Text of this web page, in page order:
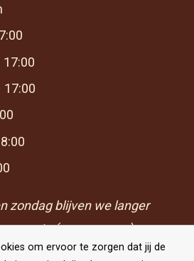
om ervoor te zorgen dat jij de
17:00
zondag blijven we langer
events (op aanvraag)